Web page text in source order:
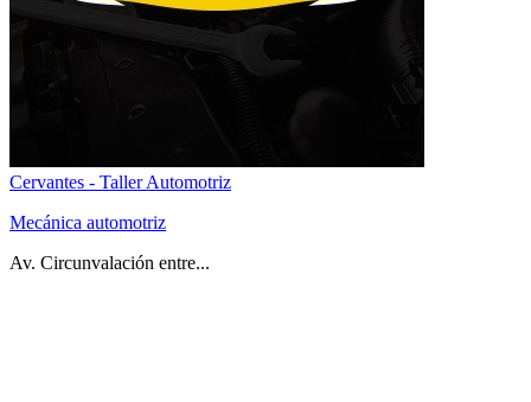
Cervantes - Taller Automotriz
Mecánica automotriz
Av. Circunvalación entre...